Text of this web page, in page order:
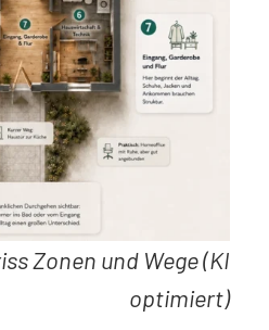
Zonen und Wege (KI
optimiert)